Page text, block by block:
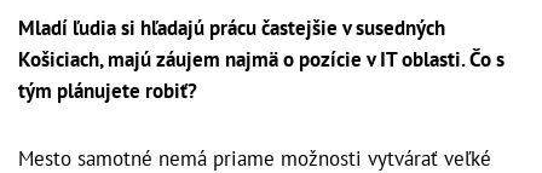
Mladí ľudia si hľadajú prácu častejšie v susedných
Košiciach, majú záujem najmä o pozície v IT oblasti. Čo s
tým plánujete robiť?
Mesto samotné nemá priame možnosti vytvárať veľké